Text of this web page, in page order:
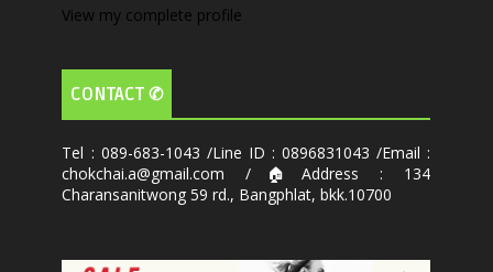
View my complete profile
CONTACT ✆
Tel : 089-683-1043 /Line ID : 0896831043 /Email :
chokchai.a@gmail.com /🏠Address : 134
Charansanitwong 59 rd., Bangphlat, bkk.10700